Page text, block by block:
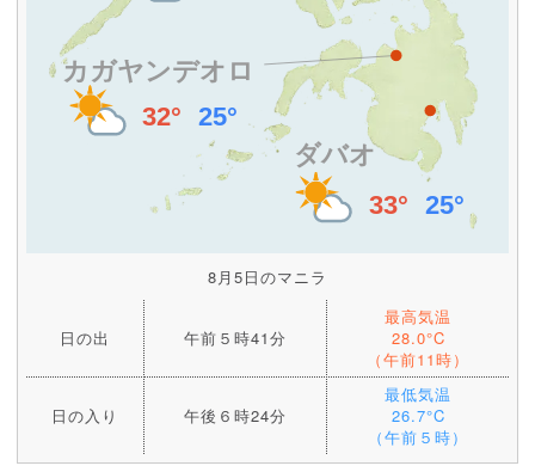
8月5日のマニラ
日の出 午前５時41分
最高気温
28.0°C
（午前11時）
日の入り 午後６時24分
最低気温
26.7°C
（午前５時）